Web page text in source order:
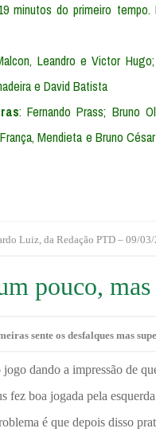
minutos do primeiro
Leandro e Victor
e David Batista
: Fernando Prass; Bruno
Mendieta e Bruno
Luiz, da Redação PTD – 09/
pouco,
sente os desfalques mas
dando a impressão de
boa jogada pela
é que depois disso